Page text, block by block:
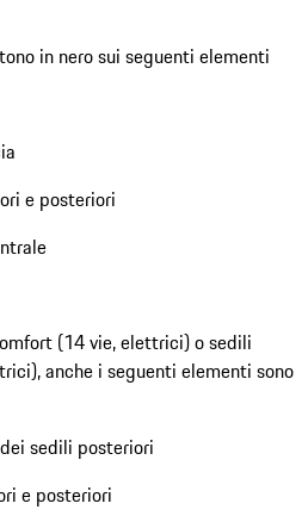
in nero sui seguenti elementi
e posteriori
(14 vie, elettrici) o sedili
anche i seguenti elementi sono
sedili posteriori
e posteriori